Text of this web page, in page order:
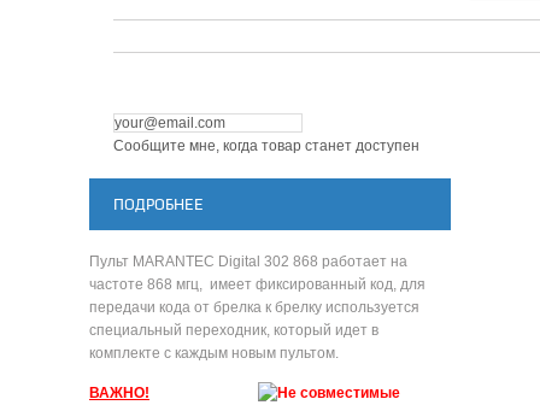
Сообщите мне, когда товар станет доступен
ПОДРОБНЕЕ
Пульт MARANTEC Digital 302 868 работает на
частоте 868 мгц, имеет фиксированный код, для
передачи кода от брелка к брелку используется
специальный переходник, который идет в
комплекте с каждым новым пультом.
ВАЖНО!